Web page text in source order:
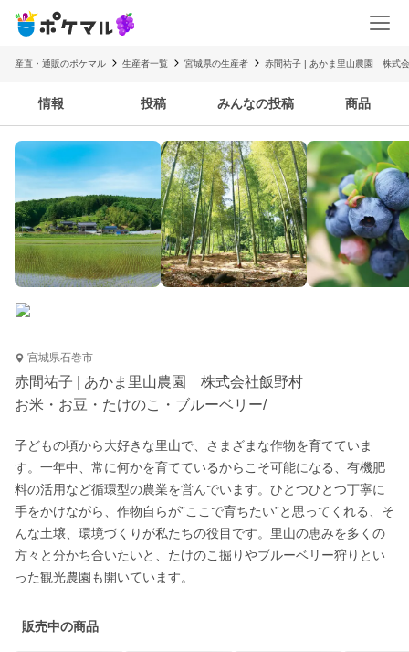
産直・通販のポケマル 生産者一覧 宮城県の生産者 赤間祐子 | あかま里山農園 株式
情報 投稿 みんなの投稿 商品
宮城県石巻市
赤間祐子 | あかま里山農園 株式会社飯野村
お米・お豆・たけのこ・ブルーベリー/
子どもの頃から大好きな里山で、さまざまな作物を育てていま
す。一年中、常に何かを育てているからこそ可能になる、有機肥
料の活用など循環型の農業を営んでいます。ひとつひとつ丁寧に
手をかけながら、作物自らが”ここで育ちたい”と思ってくれる、そ
んな土壌、環境づくりが私たちの役目です。里山の恵みを多くの
方々と分かち合いたいと、たけのこ掘りやブルーベリー狩りとい
った観光農園も開いています。
販売中の商品